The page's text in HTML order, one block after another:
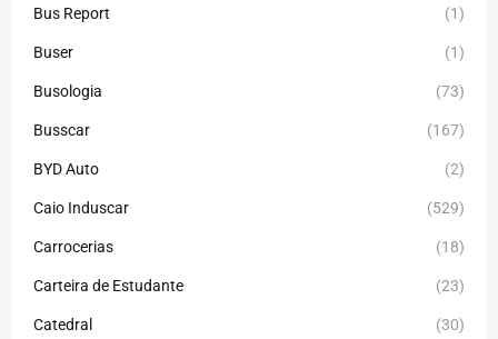
Bus Report (1)
Buser (1)
Busologia (73)
Busscar (167)
BYD Auto (2)
Caio Induscar (529)
Carrocerias (18)
Carteira de Estudante (23)
Catedral (30)